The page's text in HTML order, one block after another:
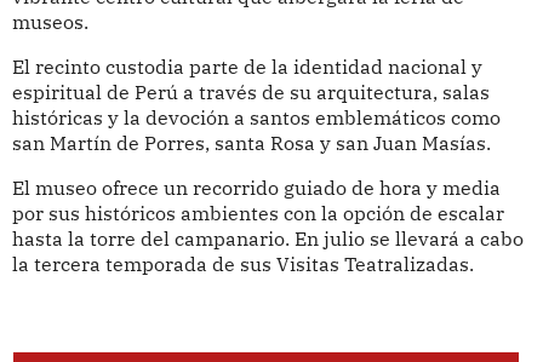
museos.
El recinto custodia parte de la identidad nacional y
espiritual de Perú a través de su arquitectura, salas
históricas y la devoción a santos emblemáticos como
san Martín de Porres, santa Rosa y san Juan Masías.
El museo ofrece un recorrido guiado de hora y media
por sus históricos ambientes con la opción de escalar
hasta la torre del campanario. En julio se llevará a cabo
la tercera temporada de sus Visitas Teatralizadas.